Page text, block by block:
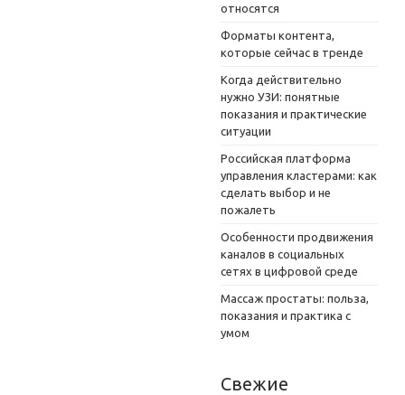
относятся
Форматы контента,
которые сейчас в тренде
Когда действительно
нужно УЗИ: понятные
показания и практические
ситуации
Российская платформа
управления кластерами: как
сделать выбор и не
пожалеть
Особенности продвижения
каналов в социальных
сетях в цифровой среде
Массаж простаты: польза,
показания и практика с
умом
Свежие